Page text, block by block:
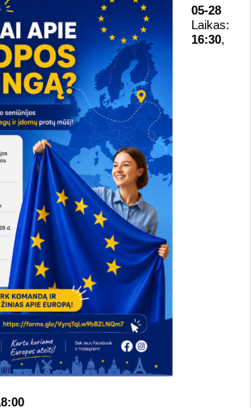
05-28
Laikas:
16:30,